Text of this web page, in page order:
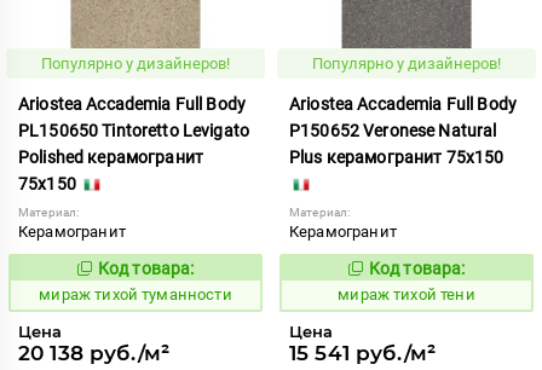
Популярно у дизайнеров!
Ariostea Accademia Full Body
PL150650 Tintoretto Levigato
Polished керамогранит
75x150
Материал:
Керамогранит
997109
Код товара:
мираж тихой туманности
Цена
20 138 руб./м²
Популярно у дизайнеров!
Ariostea Accademia Full Body
P150652 Veronese Natural
Plus керамогранит 75x150
Материал:
Керамогранит
997103
Код товара:
мираж тихой тени
Цена
15 541 руб./м²